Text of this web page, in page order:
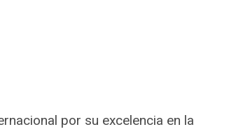
por su excelencia en la